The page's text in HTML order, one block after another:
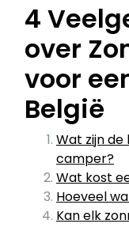
4
over
voor
België
Wat zijn
camper?
Wat kost
Hoeveel
Kan elk